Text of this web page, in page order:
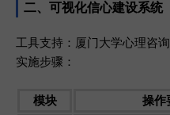
二、可视化信心建设系统
工具支持 ：厦门大学心理咨
实施步骤 ：
模块 操作